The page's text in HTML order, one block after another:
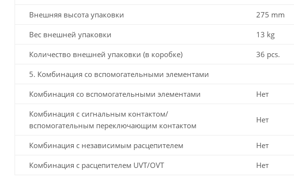
Внешняя высота упаковки 275 mm
Вес внешней упаковки 13 kg
Количество внешней упаковки (в коробке) 36 pcs.
5. Комбинация со вспомогательными элементами
Комбинация со вспомогательными элементами Нет
Комбинация с сигнальным контактом/
вспомогательным переключающим контактом
Нет
Комбинация с независимым расцепителем Нет
Комбинация с расцепителем UVT/OVT Нет